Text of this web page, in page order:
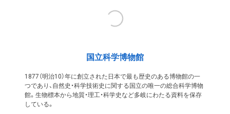
国立科学博物館
1877（明治10）年に創立された日本で最も歴史のある博物館の一
つであり、自然史・科学技術史に関する国立の唯一の総合科学博物
館。生物標本から地質・理工・科学史など多岐にわたる資料を保存
している。